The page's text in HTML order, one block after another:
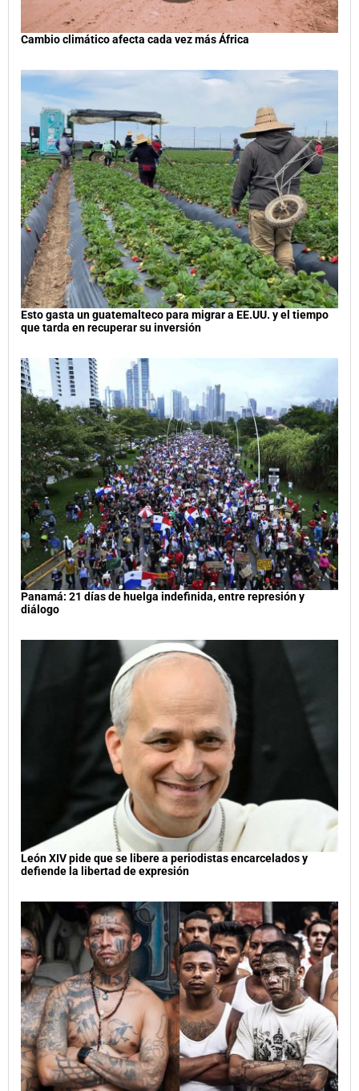
Cambio climático afecta cada vez más África
Esto gasta un guatemalteco para migrar a EE.UU. y el tiempo
que tarda en recuperar su inversión
Panamá: 21 días de huelga indefinida, entre represión y
diálogo
León XIV pide que se libere a periodistas encarcelados y
defiende la libertad de expresión